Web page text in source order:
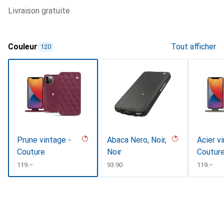
livraison gratuite
Couleur 120 Tout afficher
Prune vintage -
Couture
CHF
119.–
Abaca Nero, Noir,
Noir
CHF
93.90
Acier
CHF
119.–